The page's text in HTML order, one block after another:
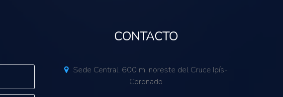
CONTACTO
Sede Central. 600 m. noreste del Cruce Ipís-
Coronado